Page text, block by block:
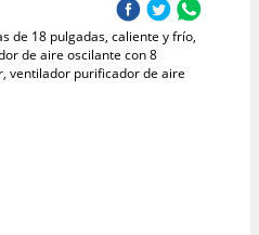
de 18 pulgadas, caliente y frío,
de aire oscilante con 8
ventilador purificador de aire